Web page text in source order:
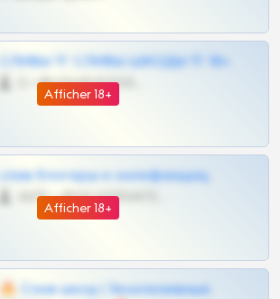
Afficher 18+
СЛИВЫ ТГ СЛИВЫ ШКОДЫ ТГ 18+
0 •
Afficher 18+
слив блогерш и онлифанщиц
4675 •
🔥 Слив шкод | Эксклюзивные